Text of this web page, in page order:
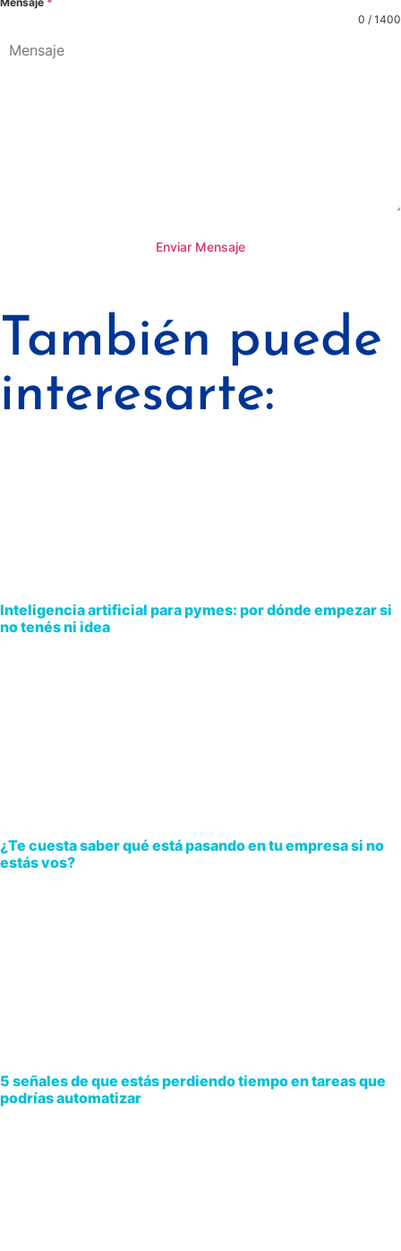
0 / 1400
Enviar Mensaje
También puede
interesarte:
Inteligencia artificial para pymes: por dónde empezar si
no tenés ni idea
¿Te cuesta saber qué está pasando en tu empresa si no
estás vos?
5 señales de que estás perdiendo tiempo en tareas que
podrías automatizar